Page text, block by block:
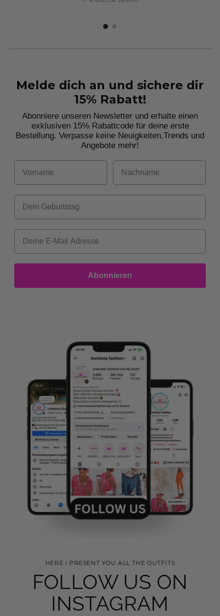
Melde dich an und sichere dir
15% Rabatt!
Abonniere unseren Newsletter und erhalte einen
exklusiven 15% Rabattcode für deine erste
Bestellung. Verpasse keine Neuigkeiten,Trends und
Angebote mehr!
Vorname Nachname
Dein Geburtstag
Abonnieren
HERE I PRESENT YOU ALL THE OUTFITS
FOLLOW US ON
INSTAGRAM